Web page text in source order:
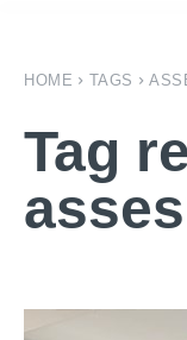
HOME TAGS
Tag